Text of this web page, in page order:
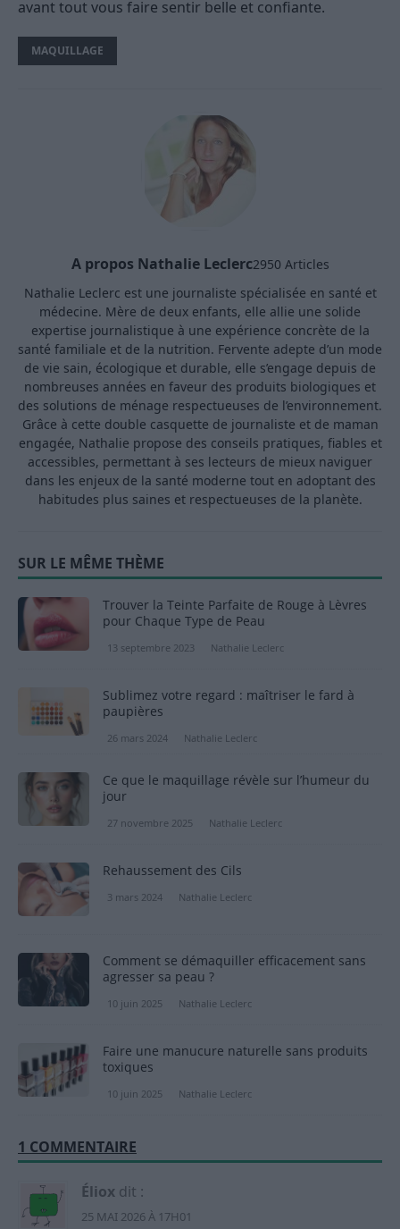
avant tout vous faire sentir belle et confiante.
MAQUILLAGE
A propos Nathalie Leclerc2950 Articles
Nathalie Leclerc est une journaliste spécialisée en santé et
médecine. Mère de deux enfants, elle allie une solide
expertise journalistique à une expérience concrète de la
santé familiale et de la nutrition. Fervente adepte d’un mode
de vie sain, écologique et durable, elle s’engage depuis de
nombreuses années en faveur des produits biologiques et
des solutions de ménage respectueuses de l’environnement.
Grâce à cette double casquette de journaliste et de maman
engagée, Nathalie propose des conseils pratiques, fiables et
accessibles, permettant à ses lecteurs de mieux naviguer
dans les enjeux de la santé moderne tout en adoptant des
habitudes plus saines et respectueuses de la planète.
SUR LE MÊME THÈME
Trouver la Teinte Parfaite de Rouge à Lèvres
pour Chaque Type de Peau
13 septembre 2023 Nathalie Leclerc
Sublimez votre regard : maîtriser le fard à
paupières
26 mars 2024 Nathalie Leclerc
Ce que le maquillage révèle sur l’humeur du
jour
27 novembre 2025 Nathalie Leclerc
Rehaussement des Cils
3 mars 2024 Nathalie Leclerc
Comment se démaquiller efficacement sans
agresser sa peau ?
10 juin 2025 Nathalie Leclerc
Faire une manucure naturelle sans produits
toxiques
10 juin 2025 Nathalie Leclerc
1 COMMENTAIRE
Éliox dit :
25 MAI 2026 À 17H01